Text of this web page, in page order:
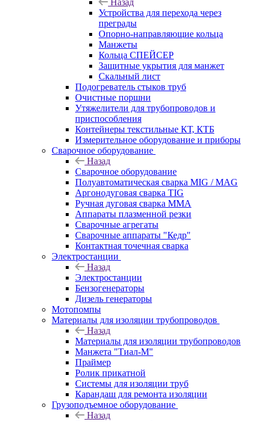
Назад
Устройства для перехода через
преграды
Опорно-направляющие кольца
Манжеты
Кольца СПЕЙСЕР
Защитные укрытия для манжет
Скальный лист
Подогреватель стыков труб
Очистные поршни
Утяжелители для трубопроводов и
приспособления
Контейнеры текстильные КТ, КТБ
Измерительное оборудование и приборы
Сварочное оборудование
Назад
Сварочное оборудование
Полуавтоматическая сварка MIG / MAG
Аргонодуговая сварка TIG
Ручная дуговая сварка ММА
Аппараты плазменной резки
Сварочные агрегаты
Сварочные аппараты "Кедр"
Контактная точечная сварка
Электростанции
Назад
Электростанции
Бензогенераторы
Дизель генераторы
Мотопомпы
Материалы для изоляции трубопроводов
Назад
Материалы для изоляции трубопроводов
Манжета "Тиал-М"
Праймер
Ролик прикатной
Системы для изоляции труб
Карандаш для ремонта изоляции
Грузоподъемное оборудование
Назад